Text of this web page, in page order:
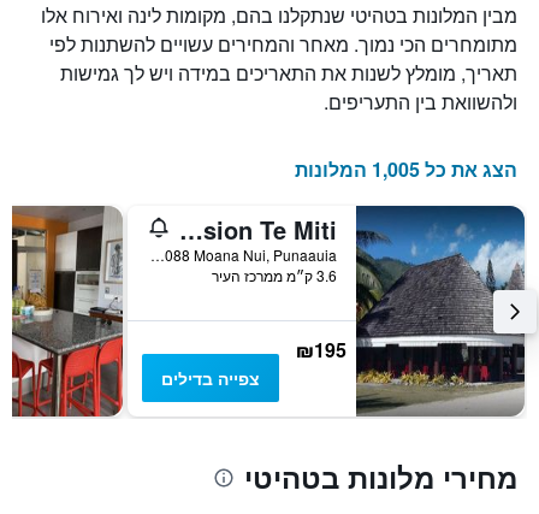
מבין המלונות בטהיטי שנתקלנו בהם, מקומות לינה ואירוח אלו
מתומחרים הכי נמוך. מאחר והמחירים עשויים להשתנות לפי
תאריך, מומלץ לשנות את התאריכים במידה ויש לך גמישות
ולהשוואת בין התעריפים.
הצג את כל 1,005 המלונות
Pension Te Miti
BP 130088 Moana Nui, Punaauia, פולינזיה הצרפתית
3.6 ק״מ ממרכז העיר
₪195
צפייה בדילים
מחירי מלונות בטהיטי